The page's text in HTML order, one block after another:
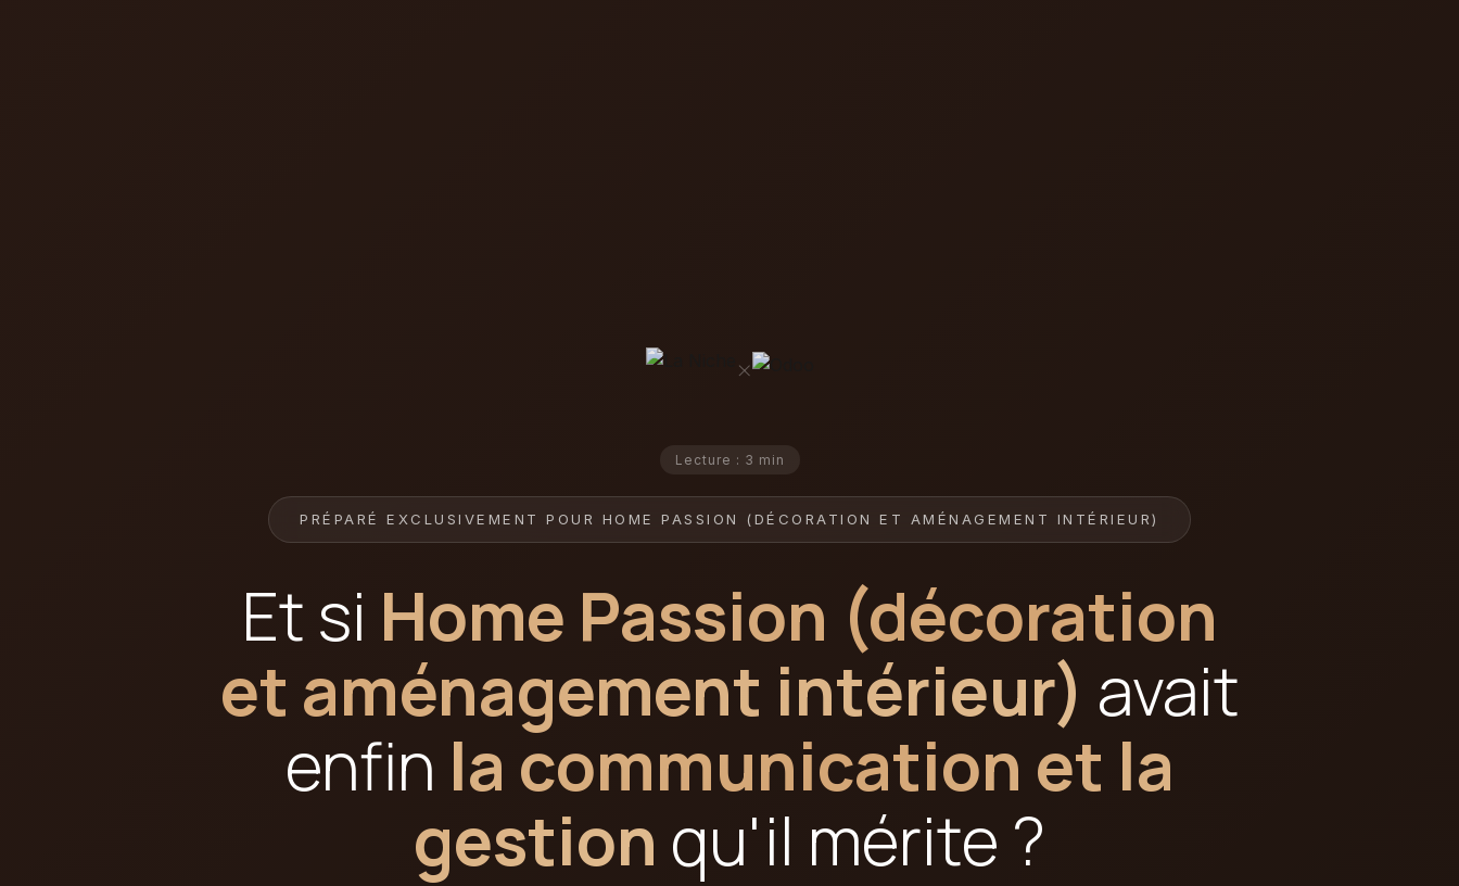
×
Lecture : 3 min
PRÉPARÉ EXCLUSIVEMENT POUR HOME PASSION (DÉCORATION ET AMÉNAGEMENT INTÉRIEUR)
Et si Home Passion (décoration
et aménagement intérieur) avait
enfin la communication et la
gestion qu'il mérite ?